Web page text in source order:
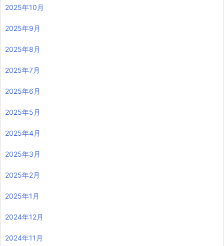
2025年10月
2025年9月
2025年8月
2025年7月
2025年6月
2025年5月
2025年4月
2025年3月
2025年2月
2025年1月
2024年12月
2024年11月